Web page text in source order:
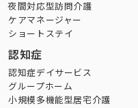
夜間対応型訪問介護
ケアマネージャー
ショートステイ
認知症
認知症デイサービス
グループホーム
小規模多機能型居宅介護